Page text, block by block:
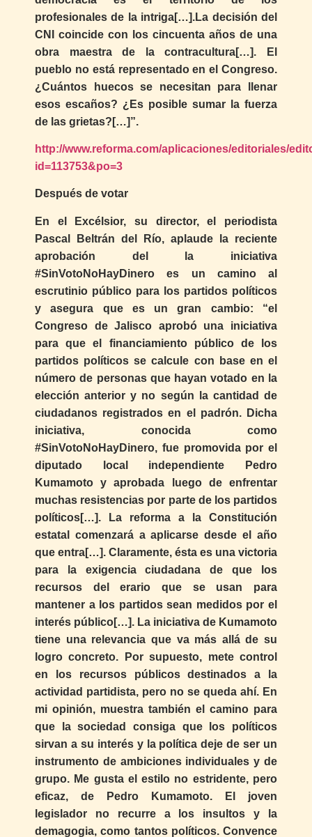
profesionales de la intriga[…].La decisión del
CNI coincide con los cincuenta años de una
obra maestra de la contracultura[…]. El
pueblo no está representado en el Congreso.
¿Cuántos huecos se necesitan para llenar
esos escaños? ¿Es posible sumar la fuerza
de las grietas?[…]”.
http://www.reforma.com/aplicaciones/editoriales/
id=113753&po=3
Después de votar
En el Excélsior, su director, el periodista
Pascal Beltrán del Río, aplaude la reciente
aprobación del la iniciativa
#SinVotoNoHayDinero es un camino al
escrutinio público para los partidos políticos
y asegura que es un gran cambio: “el
Congreso de Jalisco aprobó una iniciativa
para que el financiamiento público de los
partidos políticos se calcule con base en el
número de personas que hayan votado en la
elección anterior y no según la cantidad de
ciudadanos registrados en el padrón. Dicha
iniciativa, conocida como
#SinVotoNoHayDinero, fue promovida por el
diputado local independiente Pedro
Kumamoto y aprobada luego de enfrentar
muchas resistencias por parte de los partidos
políticos[…]. La reforma a la Constitución
estatal comenzará a aplicarse desde el año
que entra[…]. Claramente, ésta es una victoria
para la exigencia ciudadana de que los
recursos del erario que se usan para
mantener a los partidos sean medidos por el
interés público[…]. La iniciativa de Kumamoto
tiene una relevancia que va más allá de su
logro concreto. Por supuesto, mete control
en los recursos públicos destinados a la
actividad partidista, pero no se queda ahí. En
mi opinión, muestra también el camino para
que la sociedad consiga que los políticos
sirvan a su interés y la política deje de ser un
instrumento de ambiciones individuales y de
grupo. Me gusta el estilo no estridente, pero
eficaz, de Pedro Kumamoto. El joven
legislador no recurre a los insultos y la
demagogia, como tantos políticos. Convence